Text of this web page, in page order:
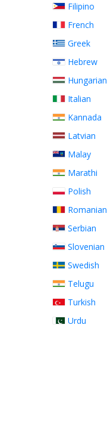
Filipino
French
Greek
Hebrew
Hungarian
Italian
Kannada
Latvian
Malay
Marathi
Polish
Romanian
Serbian
Slovenian
Swedish
Telugu
Turkish
Urdu